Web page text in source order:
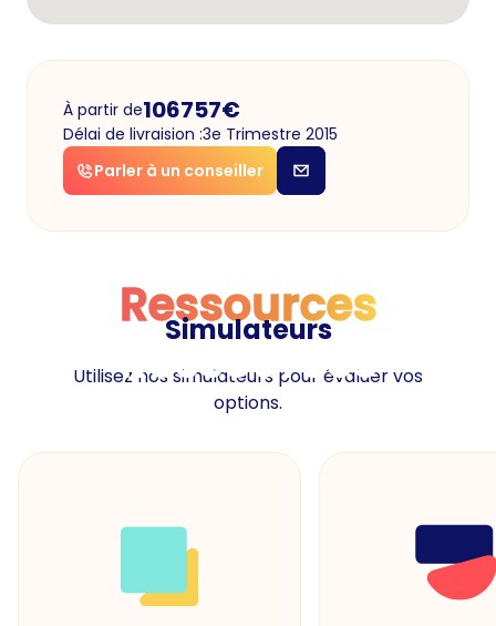
À partir de106757€
Délai de livraision :3e Trimestre 2015
Parler à un conseiller
Ressources
Ressources
Simulateurs
Utilisez nos simulateurs pour évaluer vos
options.